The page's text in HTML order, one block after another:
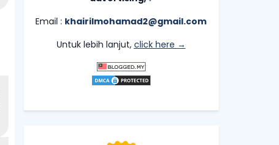
Email : khairilmohamad2@gmail.com
Untuk lebih lanjut, click here →